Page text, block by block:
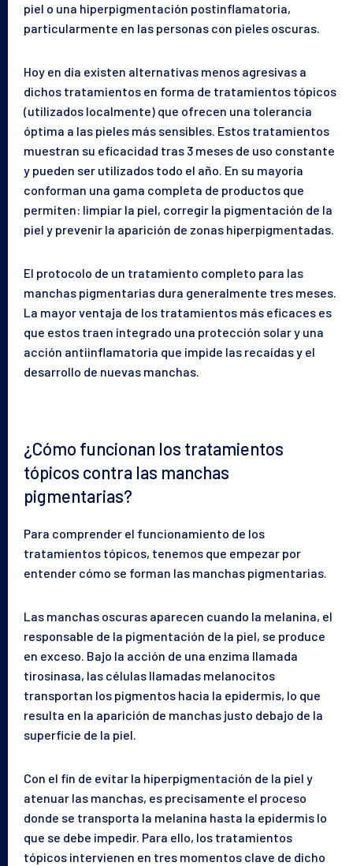
Tu piel
El laboratorio
Blog
piel o una hiperpigmentación postinflamatoria,
particularmente en las personas con pieles oscuras.
Hoy en día existen alternativas menos agresivas a
dichos tratamientos en forma de tratamientos tópicos
(utilizados localmente) que ofrecen una tolerancia
óptima a las pieles más sensibles. Estos tratamientos
muestran su eficacidad tras 3 meses de uso constante
y pueden ser utilizados todo el año. En su mayoría
conforman una gama completa de productos que
permiten: limpiar la piel, corregir la pigmentación de la
piel y prevenir la aparición de zonas hiperpigmentadas.
El protocolo de un tratamiento completo para las
manchas pigmentarias dura generalmente tres meses.
La mayor ventaja de los tratamientos más eficaces es
que estos traen integrado una protección solar y una
acción antiinflamatoria que impide las recaídas y el
desarrollo de nuevas manchas.
¿Cómo funcionan los tratamientos
tópicos contra las manchas
pigmentarias?
Para comprender el funcionamiento de los
tratamientos tópicos, tenemos que empezar por
entender cómo se forman las manchas pigmentarias.
Las manchas oscuras aparecen cuando la melanina, el
responsable de la pigmentación de la piel, se produce
en exceso. Bajo la acción de una enzima llamada
tirosinasa, las células llamadas melanocitos
transportan los pigmentos hacia la epidermis, lo que
resulta en la aparición de manchas justo debajo de la
superficie de la piel.
Con el fin de evitar la hiperpigmentación de la piel y
atenuar las manchas, es precisamente el proceso
donde se transporta la melanina hasta la epidermis lo
que se debe impedir. Para ello, los tratamientos
tópicos intervienen en tres momentos clave de dicho